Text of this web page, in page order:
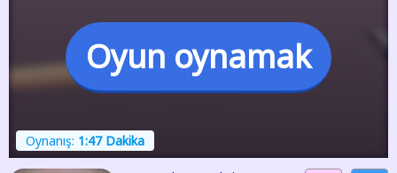
Oyun oynamak
Oynanış: 1:47 Dakika